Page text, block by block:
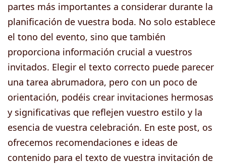
partes más importantes a considerar durante la
planificación de vuestra boda. No solo establece
el tono del evento, sino que también
proporciona información crucial a vuestros
invitados. Elegir el texto correcto puede parecer
una tarea abrumadora, pero con un poco de
orientación, podéis crear invitaciones hermosas
y significativas que reflejen vuestro estilo y la
esencia de vuestra celebración. En este post, os
ofrecemos recomendaciones e ideas de
contenido para el texto de vuestra invitación de